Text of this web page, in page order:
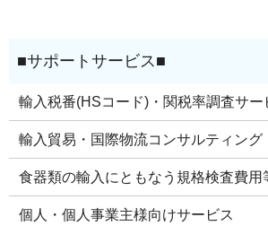
輸入税番(HSコード)・関税率調査サー
輸入貿易・国際物流コンサルティング
食器類の輸入にともなう規格検査費用
個人・個人事業主様向けサービス